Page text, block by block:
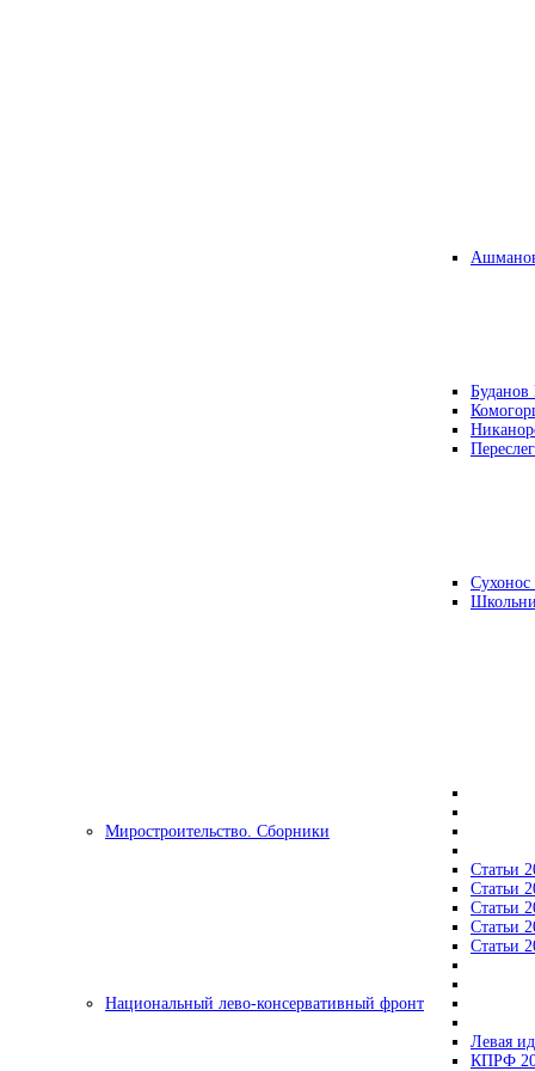
Буданов
Миростроительство. Сборники
Статьи
Статьи
Статьи
Статьи
Статьи
Национальный лево-консервативный фронт
Левая
КПРФ